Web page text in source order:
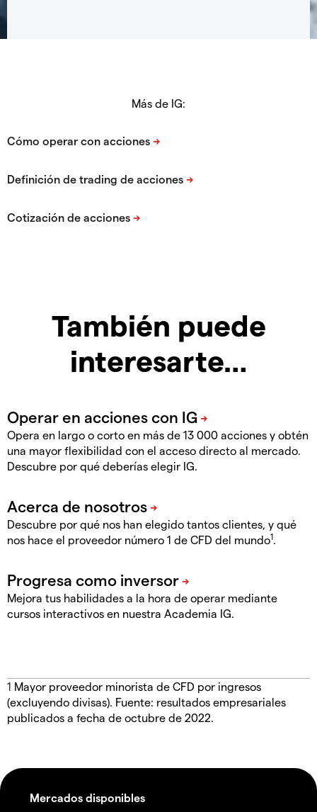
Más de IG:
También puede
interesarte…
Opera en largo o corto en más de 13 000 acciones y obtén
una mayor flexibilidad con el acceso directo al mercado.
Descubre por qué deberías elegir IG.
Descubre por qué nos han elegido tantos clientes, y qué
nos hace el proveedor número 1 de CFD del mundo1.
Mejora tus habilidades a la hora de operar mediante
cursos interactivos en nuestra Academia IG.
1 Mayor proveedor minorista de CFD por ingresos
(excluyendo divisas). Fuente: resultados empresariales
publicados a fecha de octubre de 2022.
Mercados disponibles